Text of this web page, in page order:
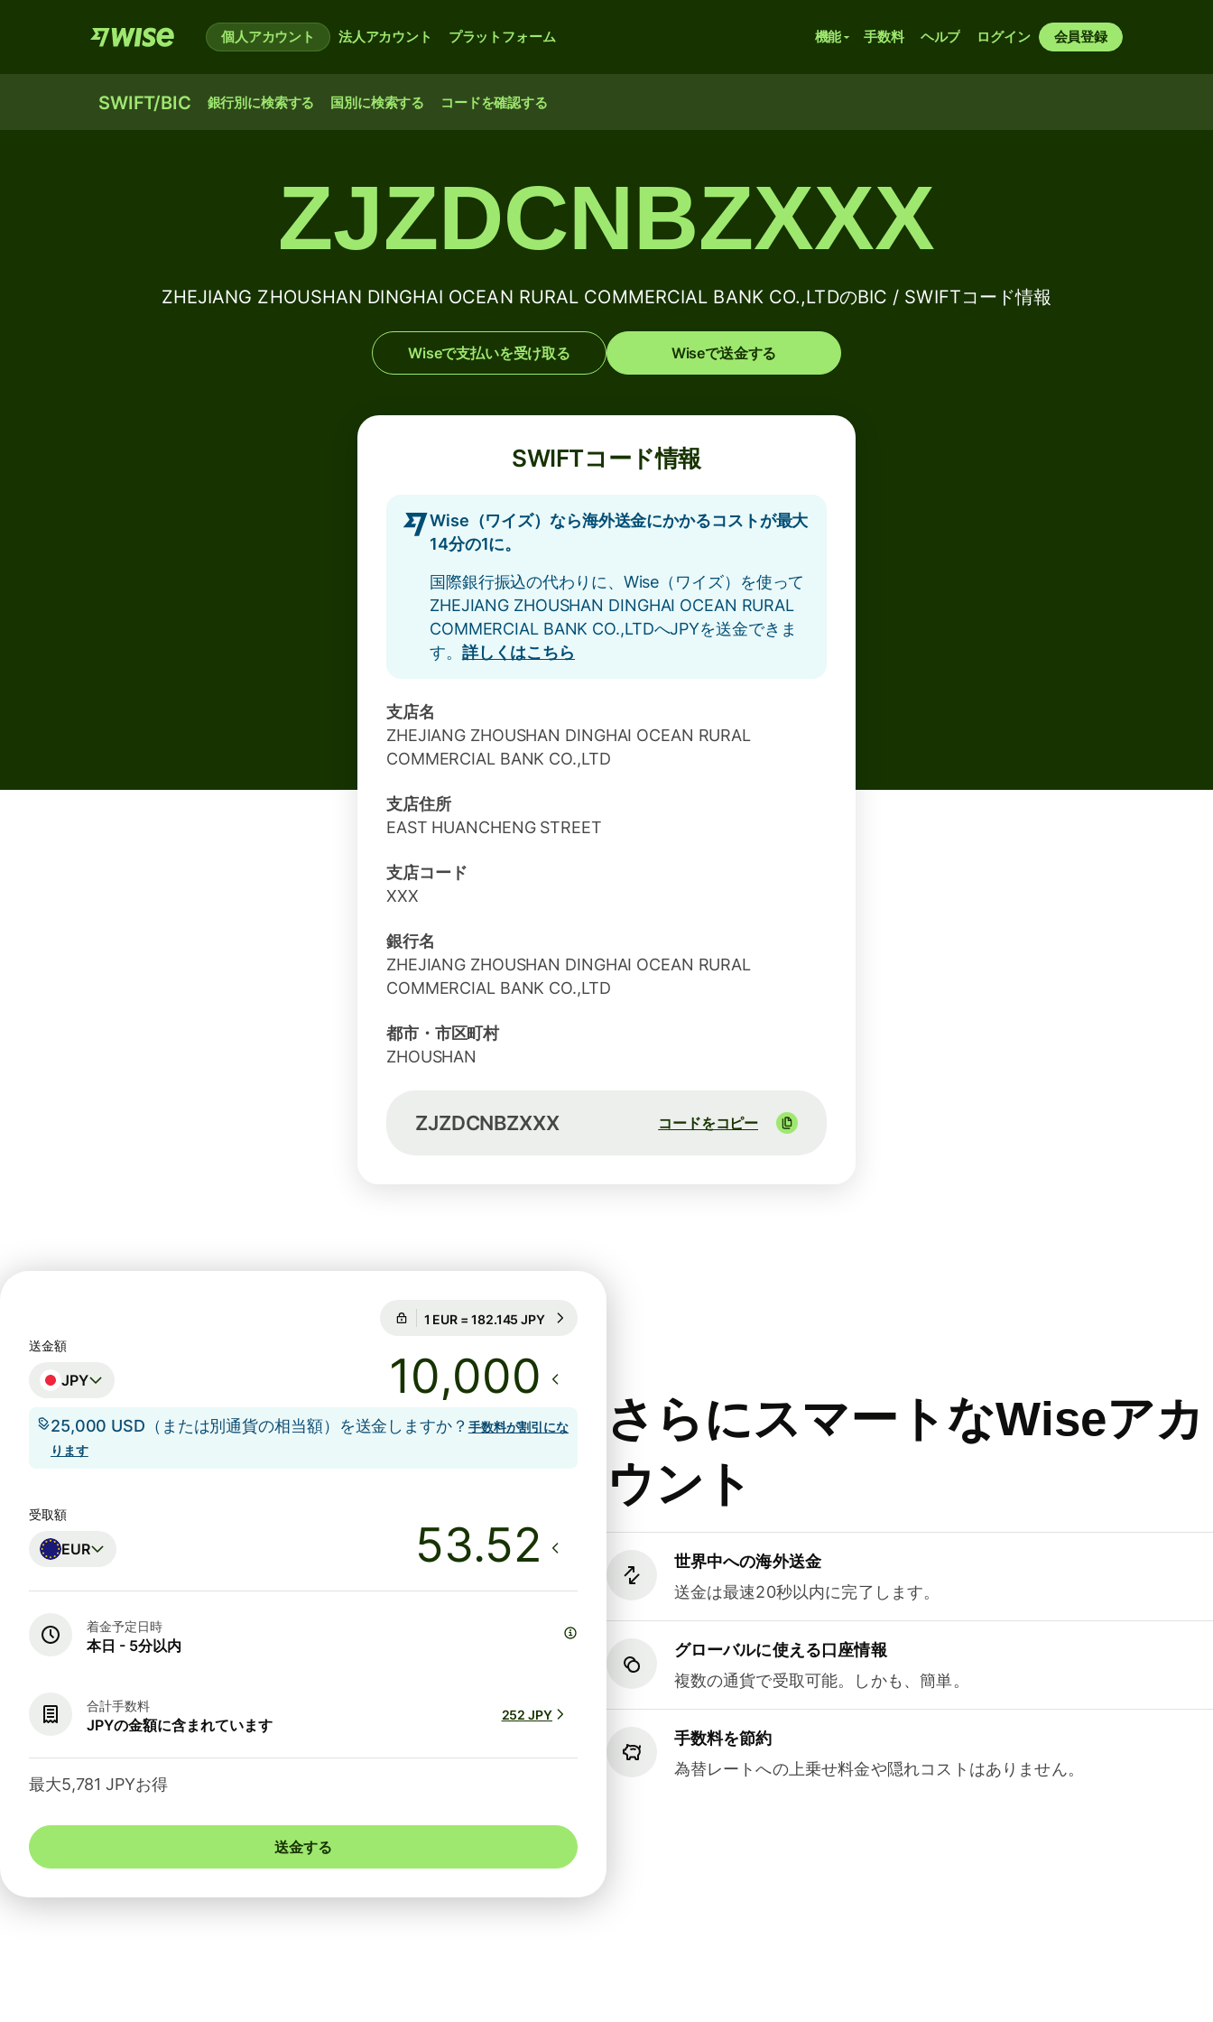
個人アカウント 法人アカウント プラットフォーム 機能 手数料 ヘルプ ログイン 会員登録
SWIFT/BIC 銀行別に検索する 国別に検索する コードを確認する
ZJZDCNBZXXX
ZHEJIANG ZHOUSHAN DINGHAI OCEAN RURAL COMMERCIAL BANK CO.,LTDのBIC / SWIFTコード情報
Wiseで支払いを受け取る Wiseで送金する
SWIFTコード情報
Wise（ワイズ）なら海外送金にかかるコストが最大
14分の1に。
国際銀行振込の代わりに、Wise（ワイズ）を使って
ZHEJIANG ZHOUSHAN DINGHAI OCEAN RURAL
COMMERCIAL BANK CO.,LTDへJPYを送金できま
す。 詳しくはこちら
支店名
ZHEJIANG ZHOUSHAN DINGHAI OCEAN RURAL
COMMERCIAL BANK CO.,LTD
支店住所
EAST HUANCHENG STREET
支店コード
XXX
銀行名
ZHEJIANG ZHOUSHAN DINGHAI OCEAN RURAL
COMMERCIAL BANK CO.,LTD
都市・市区町村
ZHOUSHAN
ZJZDCNBZXXX コードをコピー
さらにスマートなWiseアカ
ウント
世界中への海外送金
送金は最速20秒以内に完了します。
グローバルに使える口座情報
複数の通貨で受取可能。しかも、簡単。
手数料を節約
為替レートへの上乗せ料金や隠れコストはありません。
24時間のレート保証
送金額
JPY
25,000 USD（または別通貨の相当額）を送金しますか？ 手数料が割引にな
ります
受取額
EUR
着金予定日時
本日 - 5分以内
合計手数料
JPYの金額に含まれています
252 JPY
最大5,781 JPYお得
送金する